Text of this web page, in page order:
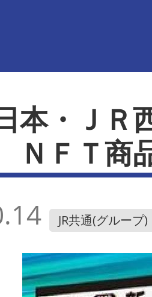
本・Ｊ
ＦＴ商
JR共通(グループ)